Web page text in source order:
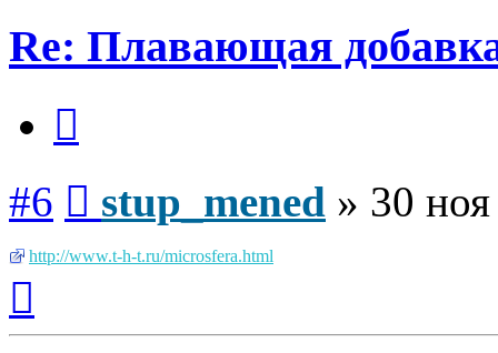
Re: Плавающая
#6 stup_mened » 30
http://www.t-h-t.ru/microsfera.html
началу